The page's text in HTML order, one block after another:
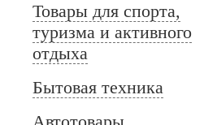
Товары для спорта,
туризма и активного
отдыха
Бытовая техника